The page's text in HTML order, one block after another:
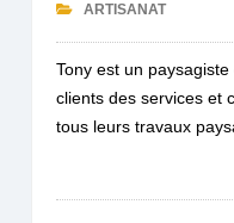
ARTISANAT
Tony est un
clients des services et
tous leurs travaux